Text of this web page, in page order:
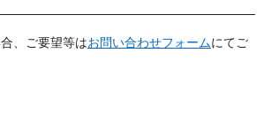
、ご要望等はお問い合わせフォームにてご